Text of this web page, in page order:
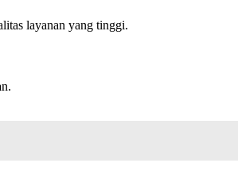
layanan yang tinggi.